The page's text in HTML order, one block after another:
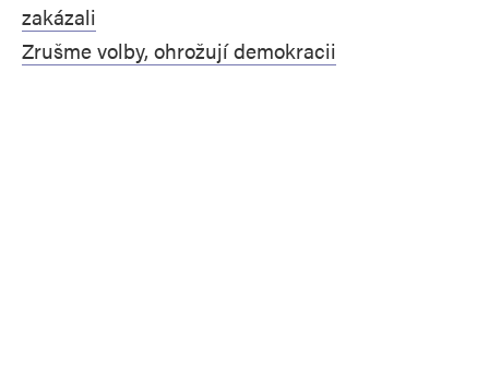
zakázali
Zrušme volby, ohrožují demokracii